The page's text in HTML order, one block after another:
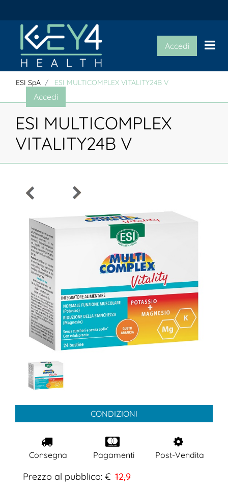
Accedi
Accedi
ESI SpA ESI MULTICOMPLEX VITALITY24B V
ESI MULTICOMPLEX
VITALITY24B V
CONDIZIONI
Consegna Pagamenti Post-Vendita
Prezzo al pubblico: € 12,9